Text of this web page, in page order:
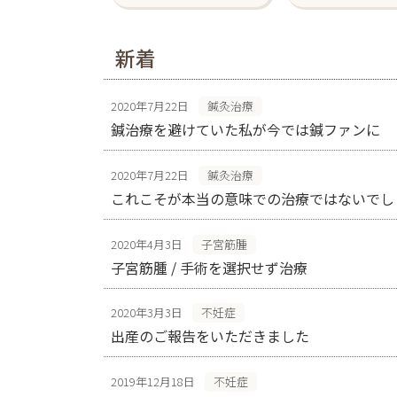
新着
2020年7月22日 鍼灸治療
鍼治療を避けていた私が今では鍼ファンに
2020年7月22日 鍼灸治療
これこそが本当の意味での治療ではないで
2020年4月3日 子宮筋腫
子宮筋腫 / 手術を選択せず治療
2020年3月3日 不妊症
出産のご報告をいただきました
2019年12月18日 不妊症